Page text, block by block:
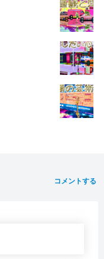
コメントする